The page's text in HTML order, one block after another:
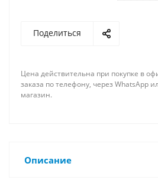
Поделиться
Цена действительна при покупке в
заказа по телефону, через WhatsApp
магазин.
Описание